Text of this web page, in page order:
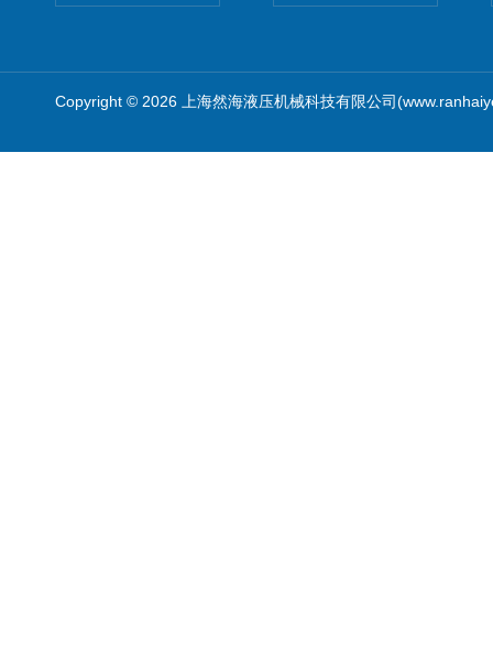
Copyright © 2026 上海然海液压机械科技有限公司